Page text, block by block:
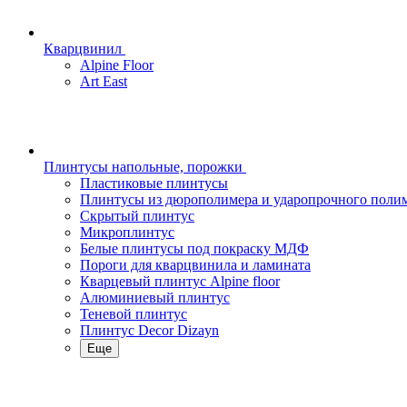
Кварцвинил
Alpine Floor
Art East
Плинтусы напольные, порожки
Пластиковые плинтусы
Плинтусы из дюрополимера и ударопрочного
Скрытый плинтус
Микроплинтус
Белые плинтусы под покраску МДФ
Пороги для кварцвинила и ламината
Кварцевый плинтус Alpine floor
Алюминиевый плинтус
Теневой плинтус
Плинтус Decor Dizayn
Еще